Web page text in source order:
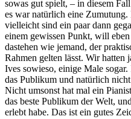
sowas gut spielt, – in diesem Fall
es war natürlich eine
vielleicht sind ein paar dann
einem gewissen Punkt, will
dastehen wie jemand, der
Rahmen gelten lässt. Wir hatten
Ives sowieso, einige Male
das Publikum und natürlich
Nicht umsonst hat mal ein
das beste Publikum der Welt,
erlebt habe. Das ist ein gutes